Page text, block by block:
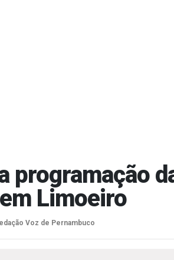
programação
Limoeiro
Voz de Pernambuco